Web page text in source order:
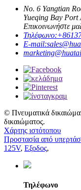
No. 6 Yangtian
Yueqing Bay Port
Επικοινωνήστε
Τηλέφωνο:
E-mail:
© Πνευματικά
δικαιώματος.
Χάρτης ιστότοπου
Προστασία από
125V, Εξοδος,
Τηλέφωνο